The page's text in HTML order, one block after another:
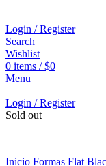
Login / Register
Search
Wishlist
0 items / $0
Menu
Login / Register
Sold out
Inicio Formas Flat